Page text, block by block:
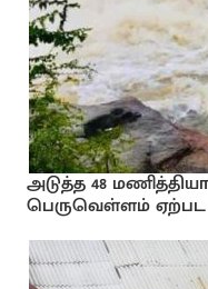
அடுத்த 48
பெருவெள்ளம் ஏற்பட